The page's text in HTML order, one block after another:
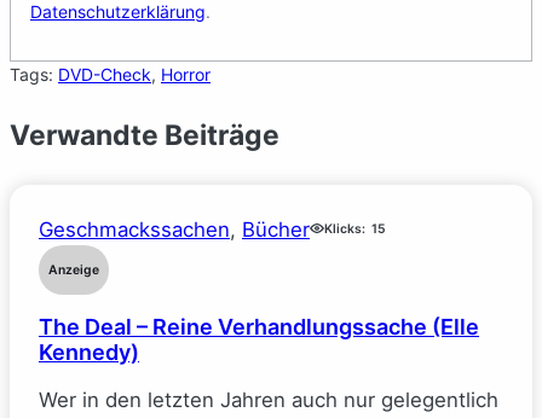
Datenschutzerklärung.
Tags: DVD-Check, Horror
Verwandte Beiträge
Geschmackssachen, Bücher Klicks: 15
Anzeige
The Deal – Reine Verhandlungssache (Elle
Kennedy)
Wer in den letzten Jahren auch nur gelegentlich